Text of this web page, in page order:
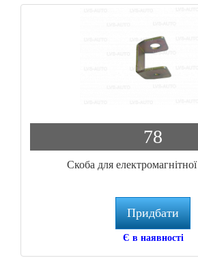
78
Скоба для
Придбати
Є в наявності